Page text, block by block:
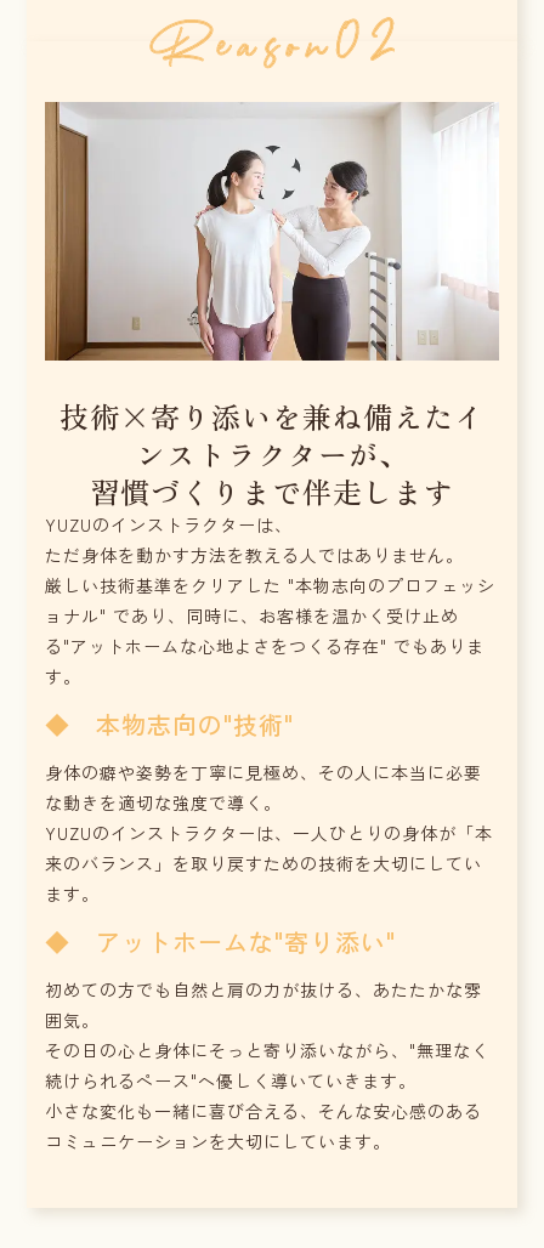
技術×寄り添いを兼ね備えたイ
ンストラクターが、
習慣づくりまで伴走します
YUZUのインストラクターは、
ただ身体を動かす方法を教える人ではありません。
厳しい技術基準をクリアした "本物志向のプロフェッシ
ョナル" であり、同時に、お客様を温かく受け止め
る"アットホームな心地よさをつくる存在" でもありま
す。
◆ 本物志向の"技術"
身体の癖や姿勢を丁寧に見極め、その人に本当に必要
な動きを適切な強度で導く。
YUZUのインストラクターは、一人ひとりの身体が「本
来のバランス」を取り戻すための技術を大切にしてい
ます。
◆ アットホームな"寄り添い"
初めての方でも自然と肩の力が抜ける、あたたかな雰
囲気。
その日の心と身体にそっと寄り添いながら、"無理なく
続けられるペース"へ優しく導いていきます。
小さな変化も一緒に喜び合える、そんな安心感のある
コミュニケーションを大切にしています。